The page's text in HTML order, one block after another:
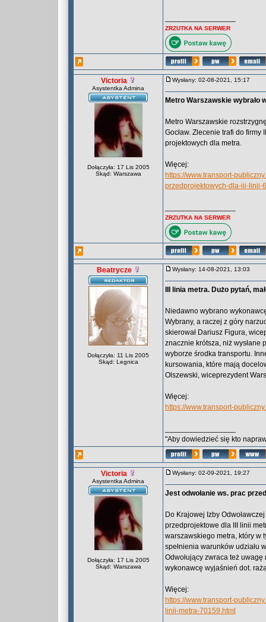
ZRZUTKA NA SERWER
Victoria
Asystentka Admina
Dołączyła: 17 Lis 2005
Skąd: Warszawa
Wysłany: 02-08-2021, 15:17
Metro Warszawskie wybrało
Metro Warszawskie
Gocław. Zlecenie trafi do
projektowych dla metra.
Więcej:
https://www.transport-
przedprojektowych-dla-iii-linii-
ZRZUTKA NA SERWER
Beatrycze
Dołączyła: 11 Lis 2005
Skąd: Legnica
Wysłany: 14-08-2021, 13:03
III linia metra. Dużo pytań,
Niedawno wybrano
Wybrany, a raczej z góry
skierował Dariusz Figura,
znacznie krótsza, niż wysłane
wyborze środka transportu.
kursowania, które mają
Olszewski, wiceprezydent
Więcej:
https://www.transport-
"Aby dowiedzieć się kto
Victoria
Asystentka Admina
Dołączyła: 17 Lis 2005
Skąd: Warszawa
Wysłany: 02-09-2021, 19:27
Jest odwołanie ws. prac
Do Krajowej Izby
przedprojektowe dla III linii
warszawskiego metra, który w
spełnienia warunków udziału
Odwołujący zwraca też
wykonawcę wyjaśnień dot.
Więcej:
https://www.transport-
linii-metra-70159.html